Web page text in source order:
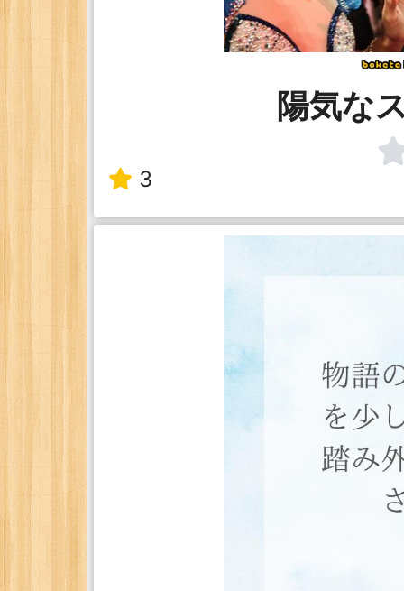
陽気な
3